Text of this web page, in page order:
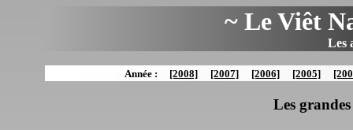
~ Le Viêt
Les
Année : [2008] [2007] [2006] [2005]
Les